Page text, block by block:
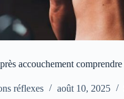
accouchement
réflexes août 10, 2025